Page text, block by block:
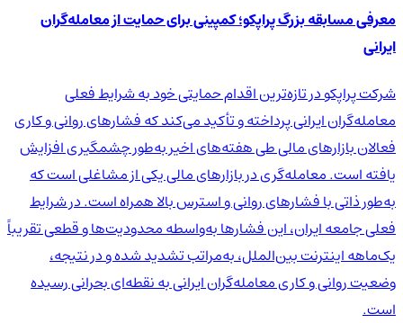
معرفی مسابقه بزرگ پراپکو؛ کمپینی برای حمایت از معامله‌گران
ایرانی
شرکت پراپکو در تازه‌ترین اقدام حمایتی خود به شرایط فعلی
معامله‌گران ایرانی پرداخته و تأکید می‌کند که فشارهای روانی و کاری
فعالان بازارهای مالی طی هفته‌های اخیر به‌طور چشمگیری افزایش
یافته است. معامله‌گری در بازارهای مالی یکی از مشاغلی است که
به‌طور ذاتی با فشارهای روانی و استرس بالا همراه است. در شرایط
فعلی جامعه ایران، این فشارها به‌واسطه محدودیت‌ها و قطعی تقریباً
یک‌ماهه اینترنت بین‌الملل، به‌مراتب تشدید شده و در نتیجه،
وضعیت روانی و کاری معامله‌گران ایرانی به نقطه‌ای بحرانی رسیده
است.